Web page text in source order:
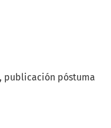
publicación póstuma